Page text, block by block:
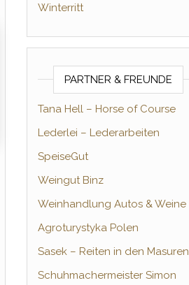
Winterritt
PARTNER & FREUNDE
Tana Hell – Horse of Course
Lederlei – Lederarbeiten
SpeiseGut
Weingut Binz
Weinhandlung Autos & Weine
Agroturystyka Polen
Sasek – Reiten in den Masuren
Schuhmachermeister Simon